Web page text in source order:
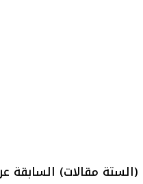
(الستة مقالات) السابقة